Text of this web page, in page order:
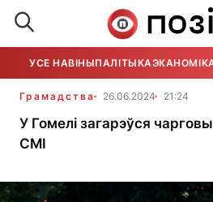
УСЕ НАВІНЫПАЛІТЫКА
Грамадства 26.06.2024 21:24
У Гомелі загарэўся
СМІ